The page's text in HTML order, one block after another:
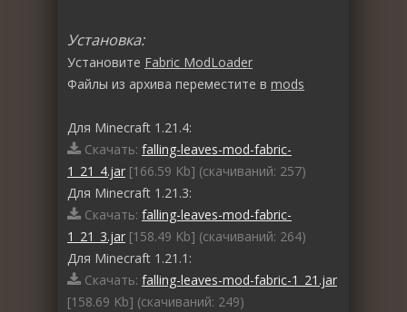
Установка:
Установите Fabric ModLoader
Файлы из архива переместите в mods
Для Minecraft 1.21.4:
Скачать: falling-leaves-mod-fabric-
1_21_4.jar [166.59 Kb] (cкачиваний: 257)
Для Minecraft 1.21.3:
Скачать: falling-leaves-mod-fabric-
1_21_3.jar [158.49 Kb] (cкачиваний: 264)
Для Minecraft 1.21.1:
Скачать: falling-leaves-mod-fabric-1_21.jar
[158.69 Kb] (cкачиваний: 249)